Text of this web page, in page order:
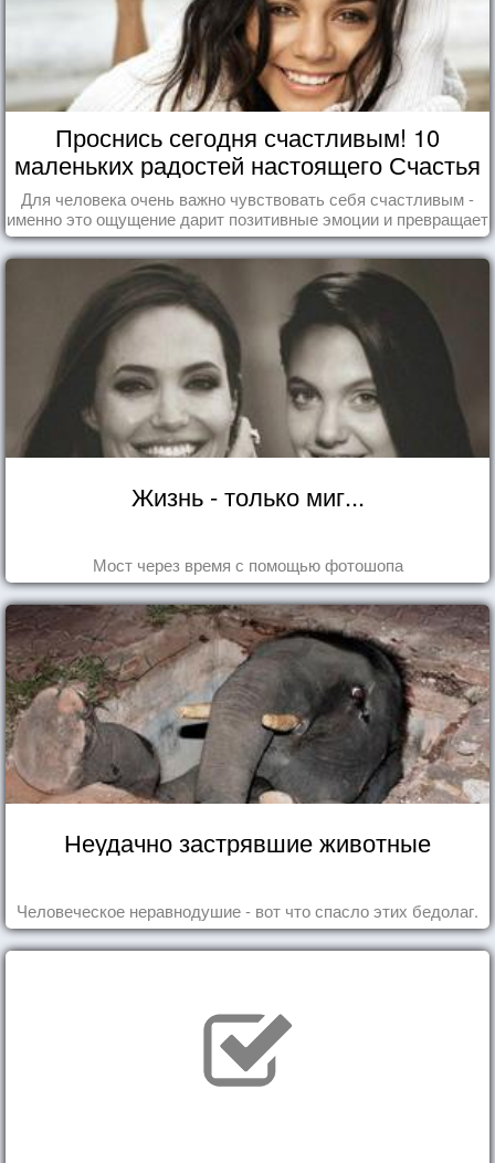
Проснись сегодня счастливым! 10
маленьких радостей настоящего Счастья
Для человека очень важно чувствовать себя счастливым -
именно это ощущение дарит позитивные эмоции и превращает
каждый день в маленький праздник.
Жизнь - только миг...
Мост через время с помощью фотошопа
Неудачно застрявшие животные
Человеческое неравнодушие - вот что спасло этих бедолаг.